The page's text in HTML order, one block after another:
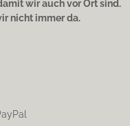
wir auch vor Ort sind.
nicht immer da.